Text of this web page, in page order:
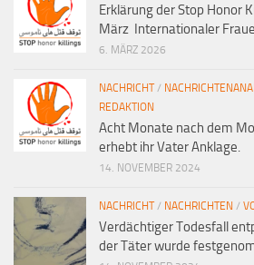
Erklärung der Stop Honor
März Internationaler
6. MÄRZ 2026
NACHRICHT/
REDAKTION
Acht Monate nach dem
erhebt ihr Vater Anklage.
14. NOVEMBER 2024
NACHRICHT/ NACHRICHTEN /
Verdächtiger Todesfall
der Täter wurde